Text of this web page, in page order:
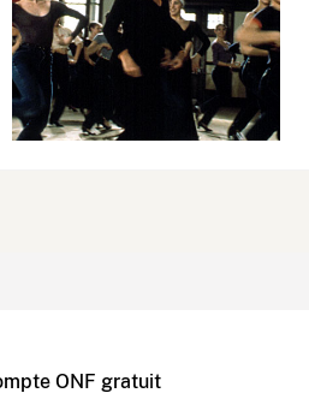
ONF gratuit